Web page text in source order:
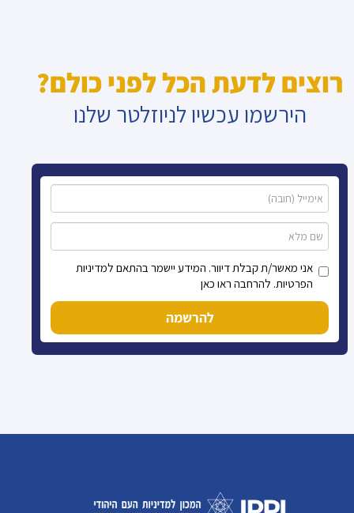
רוצים לדעת הכל לפני כולם?
הירשמו עכשיו לניוזלטר שלנו
אני מאשר/ת קבלת דיוור. המידע יישמר בהתאם למדיניות
הפרטיות. להרחבה ראו כאן
להרשמה